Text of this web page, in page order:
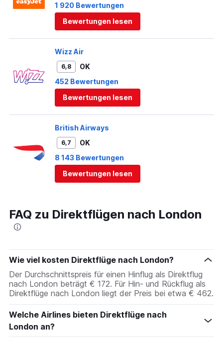
1 920 Bewertungen
Bewertungen lesen
Wizz Air
6,8
OK
452 Bewertungen
Bewertungen lesen
British Airways
6,7
OK
8 143 Bewertungen
Bewertungen lesen
FAQ zu Direktflügen nach London
Wie viel kosten Direktflüge nach London?
Der Durchschnittspreis für einen Hinflug als Direktflug
nach London beträgt € 172. Für Hin- und Rückflug als
Direktflüge nach London liegt der Preis bei etwa € 462.
Welche Airlines bieten Direktflüge nach
London an?